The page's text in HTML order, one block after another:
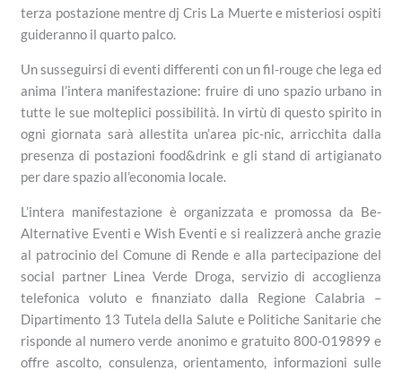
terza postazione mentre dj Cris La Muerte e misteriosi ospiti
guideranno il quarto palco.
Un susseguirsi di eventi differenti con un fil-rouge che lega ed
anima l’intera manifestazione: fruire di uno spazio urbano in
tutte le sue molteplici possibilità. In virtù di questo spirito in
ogni giornata sarà allestita un’area pic-nic, arricchita dalla
presenza di postazioni food&drink e gli stand di artigianato
per dare spazio all’economia locale.
L’intera manifestazione è organizzata e promossa da Be-
Alternative Eventi e Wish Eventi e si realizzerà anche grazie
al patrocinio del Comune di Rende e alla partecipazione del
social partner Linea Verde Droga, servizio di accoglienza
telefonica voluto e finanziato dalla Regione Calabria –
Dipartimento 13 Tutela della Salute e Politiche Sanitarie che
risponde al numero verde anonimo e gratuito 800-019899 e
offre ascolto, consulenza, orientamento, informazioni sulle